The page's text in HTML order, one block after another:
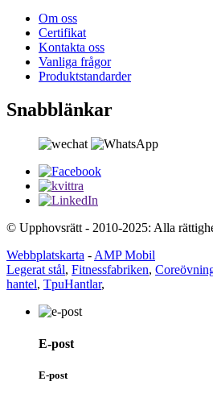
Om oss
Certifikat
Kontakta oss
Vanliga frågor
Produktstandarder
Snabblänkar
© Upphovsrätt - 2010-2025: Alla
Webbplatskarta - AMP Mobil
Legerat stål, Fitnessfabriken,
hantel, TpuHantlar,
E-post
E-post